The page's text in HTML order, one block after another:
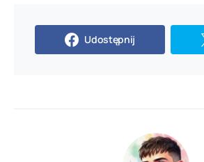
Udostępnij